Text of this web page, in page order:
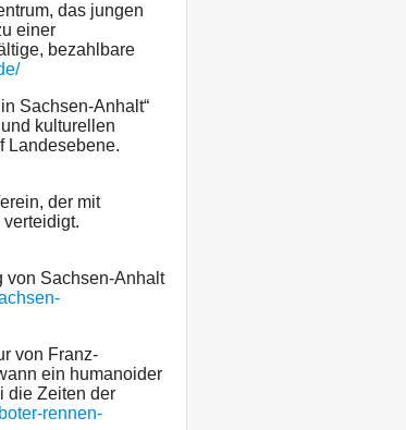
das jungen
einer
bezahlbare
Sachsen-Anhalt“
kulturellen
Landesebene.
der mit
von Sachsen-Anhalt
von Franz-
ein humanoider
die Zeiten der
rennen-